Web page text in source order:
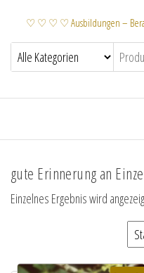
♡ ♡ ♡ ♡ Ausbildungen –
gute Erinnerung an
Einzelnes Ergebnis wird